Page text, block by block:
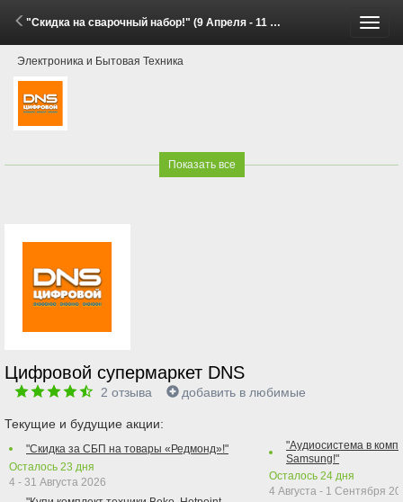
"Скидка на сварочный набор!" (9 Апреля - 11 Мая 2026)
Электроника и Бытовая Техника
Показать все
Цифровой супермаркет DNS
2 отзыва добавить в любимые
Текущие и будущие акции:
"Скидка за СБП на товары «Редмонд»!"
Осталось 23 дня
4 - 31 Августа 2026
"Аудиосистема в
Samsung!"
Осталось 24 дня
4 Августа - 1 Сентября